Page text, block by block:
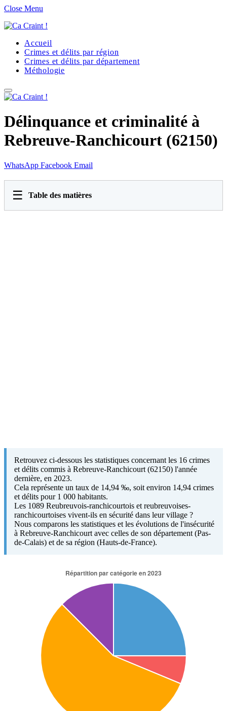
Close Menu
Accueil
Crimes et délits par région
Crimes et délits par département
Méthologie
Délinquance et criminalité à
Rebreuve-Ranchicourt (62150)
WhatsApp Facebook Email
☰ Table des matières
Retrouvez ci-dessous les statistiques concernant les 16 crimes
et délits commis à Rebreuve-Ranchicourt (62150) l'année
dernière, en 2023.
Cela représente un taux de 14,94 ‰, soit environ 14,94 crimes
et délits pour 1 000 habitants.
Les 1089 Reubreuvois-ranchicourtois et reubreuvoises-
ranchicourtoises vivent-ils en sécurité dans leur village ?
Nous comparons les statistiques et les évolutions de l'insécurité
à Rebreuve-Ranchicourt avec celles de son département (Pas-
de-Calais) et de sa région (Hauts-de-France).